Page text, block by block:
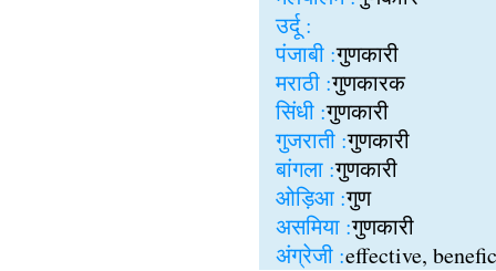
उर्दू :
पंजाबी :गुणकारी
मराठी :गुणकारक
सिंधी :गुणकारी
गुजराती :गुणकारी
बांगला :गुणकारी
ओड़िआ :गुण
असमिया :गुणकारी
अंग्रेजी :effective,